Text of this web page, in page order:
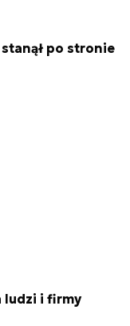
po stronie
ludzi i firmy